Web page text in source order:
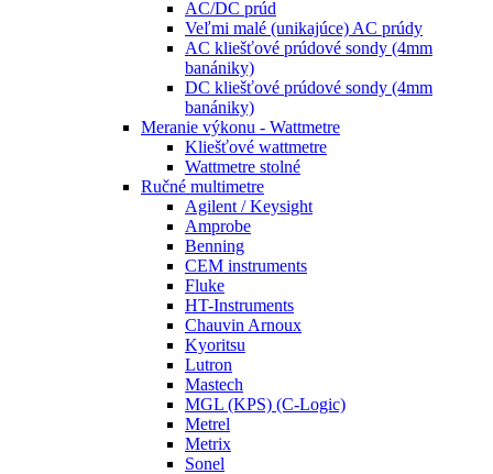
AC/DC prúd
Veľmi malé (unikajúce) AC prúdy
AC kliešťové prúdové sondy (4mm
banániky)
DC kliešťové prúdové sondy (4mm
banániky)
Meranie výkonu - Wattmetre
Kliešťové wattmetre
Wattmetre stolné
Ručné multimetre
Agilent / Keysight
Amprobe
Benning
CEM instruments
Fluke
HT-Instruments
Chauvin Arnoux
Kyoritsu
Lutron
Mastech
MGL (KPS) (C-Logic)
Metrel
Metrix
Sonel